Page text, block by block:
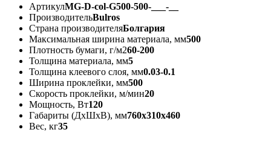
АртикулMG-D-col-G500-500-___-__
ПроизводительBulros
Страна производителяБолгария
Максимальная ширина материала, мм500
Плотность бумаги, г/м260-200
Толщина материала, мм5
Толщина клеевого слоя, мм0.03-0.1
Ширина проклейки, мм500
Скорость проклейки, м/мин20
Мощность, Вт120
Габариты (ДхШхВ), мм760x310x460
Вес, кг35